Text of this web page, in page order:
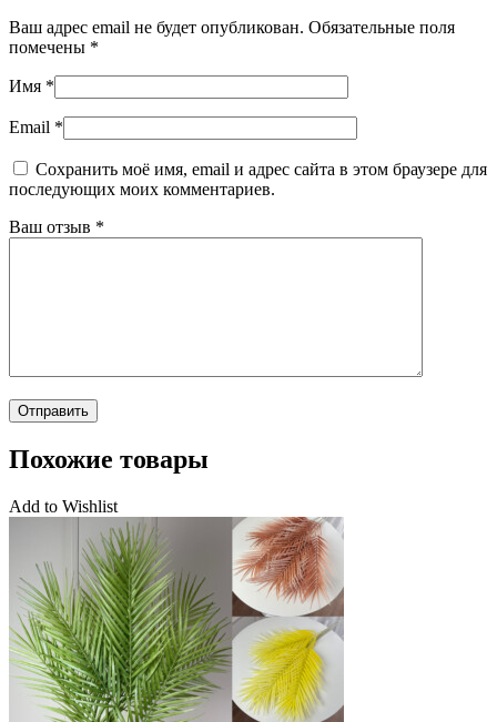
Ваш адрес email не будет опубликован. Обязательные поля
помечены *
Имя *
Email *
Сохранить моё имя, email и адрес сайта в этом браузере для
последующих моих комментариев.
Ваш отзыв *
Похожие товары
Add to Wishlist